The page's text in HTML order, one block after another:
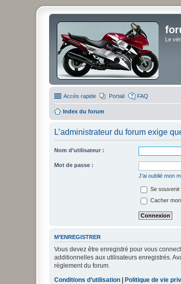
Le
Accès rapide Portail FAQ
Index du forum
L’administrateur du forum exige
Nom d’utilisateur :
Mot de passe :
J’ai oublié mon
Se souvenir
Cacher
M’ENREGISTRER
Vous devez être enregistré pour vous
additionnelles aux utilisateurs enregistrés.
règlement du forum.
Conditions d’utilisation | Politique de vie